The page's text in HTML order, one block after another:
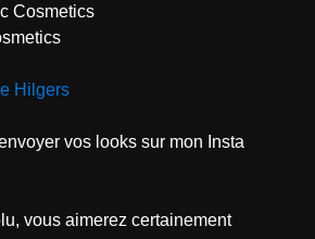
Cosmetics
Hilgers
vos looks sur mon Insta
vous aimerez certainement